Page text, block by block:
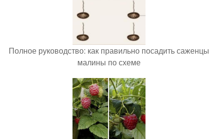
Полное руководство: как правильно посадить саженцы
малины по схеме